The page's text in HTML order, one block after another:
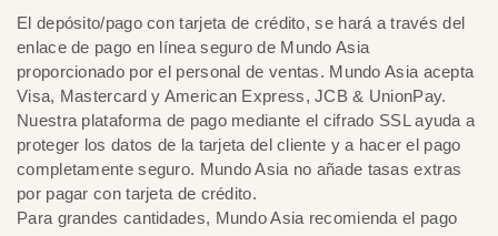
El depósito/pago con tarjeta de crédito, se hará a través del
enlace de pago en línea seguro de Mundo Asia
proporcionado por el personal de ventas. Mundo Asia acepta
Visa, Mastercard y American Express, JCB & UnionPay.
Nuestra plataforma de pago mediante el cifrado SSL ayuda a
proteger los datos de la tarjeta del cliente y a hacer el pago
completamente seguro. Mundo Asia no añade tasas extras
por pagar con tarjeta de crédito.
Para grandes cantidades, Mundo Asia recomienda el pago